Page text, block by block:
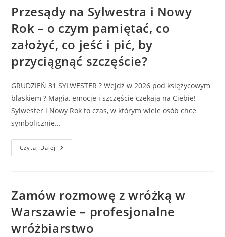
Najczęściej
Szukają
W
Tarocie?
Przesądy na Sylwestra i Nowy
Rok – o czym pamiętać, co
założyć, co jeść i pić, by
przyciągnąć szczęście?
GRUDZIEŃ 31 SYLWESTER ? Wejdź w 2026 pod księżycowym
blaskiem ? Magia, emocje i szczęście czekają na Ciebie!
Sylwester i Nowy Rok to czas, w którym wiele osób chce
symbolicznie…
Czytaj Dalej Przesądy
Na
O
Pamiętać,
Co
Założyć,
Co
Zamów rozmowę z wróżką w
Warszawie – profesjonalne
wróżbiarstwo